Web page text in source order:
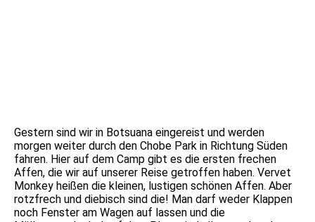
Gestern sind wir in Botsuana eingereist und werden
morgen weiter durch den Chobe Park in Richtung Süden
fahren. Hier auf dem Camp gibt es die ersten frechen
Affen, die wir auf unserer Reise getroffen haben. Vervet
Monkey heißen die kleinen, lustigen schönen Affen. Aber
rotzfrech und diebisch sind die! Man darf weder Klappen
noch Fenster am Wagen auf lassen und die